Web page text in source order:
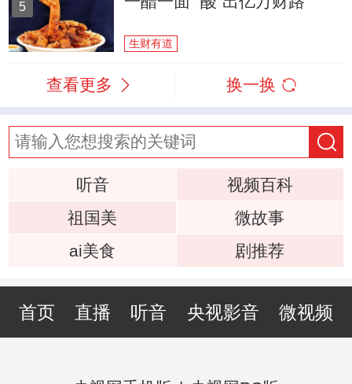
5
生财有道
查看更多 换一换
听音
视频百科
祖国美
微故事
ai美食
剧推荐
首页 直播 听音 央视影音 微视频